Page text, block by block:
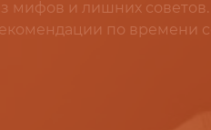
мифов и лишних
по времени